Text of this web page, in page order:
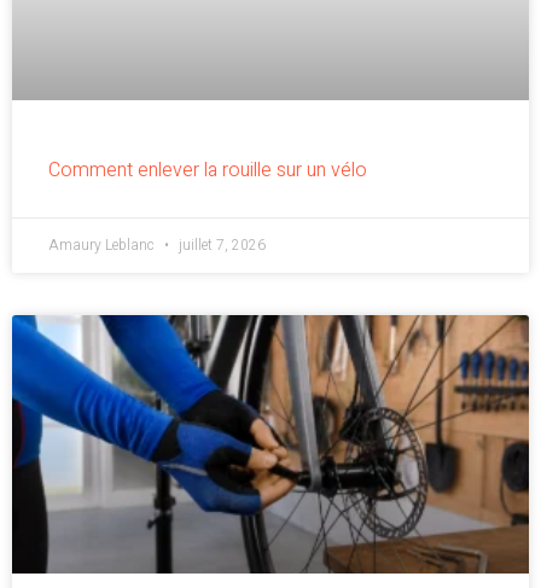
Comment enlever la rouille sur un vélo
Amaury Leblanc juillet 7, 2026